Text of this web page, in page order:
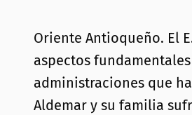
Oriente Antioqueño. El
aspectos
administraciones que
Aldemar y su familia